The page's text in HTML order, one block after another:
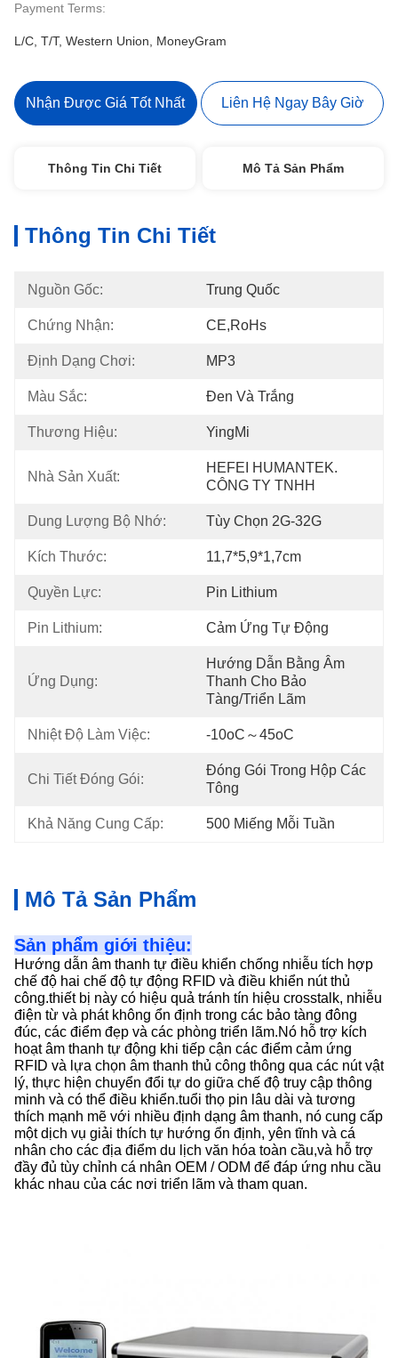
Payment Terms:
L/C, T/T, Western Union, MoneyGram
Nhận Được Giá Tốt Nhất Liên Hệ Ngay Bây Giờ
Thông Tin Chi Tiết Mô Tả Sản Phẩm
Thông Tin Chi Tiết
Nguồn Gốc: Trung Quốc
Chứng Nhận: CE,RoHs
Định Dạng Chơi: MP3
Màu Sắc: Đen Và Trắng
Thương Hiệu: YingMi
Nhà Sản Xuất:
HEFEI HUMANTEK.
CÔNG TY TNHH
Dung Lượng Bộ Nhớ: Tùy Chọn 2G-32G
Kích Thước: 11,7*5,9*1,7cm
Quyền Lực: Pin Lithium
Pin Lithium: Cảm Ứng Tự Động
Ứng Dụng:
Hướng Dẫn Bằng Âm
Thanh Cho Bảo
Tàng/triển Lãm
Nhiệt Độ Làm Việc: -10oC～45oC
Chi Tiết Đóng Gói:
Đóng Gói Trong Hộp Các
Tông
Khả Năng Cung Cấp: 500 Miếng Mỗi Tuần
Mô Tả Sản Phẩm
Sản phẩm giới thiệu:
Hướng dẫn âm thanh tự điều khiển chống nhiễu tích hợp
chế độ hai chế độ tự động RFID và điều khiển nút thủ
công.thiết bị này có hiệu quả tránh tín hiệu crosstalk, nhiễu
điện từ và phát không ổn định trong các bảo tàng đông
đúc, các điểm đẹp và các phòng triển lãm.Nó hỗ trợ kích
hoạt âm thanh tự động khi tiếp cận các điểm cảm ứng
RFID và lựa chọn âm thanh thủ công thông qua các nút vật
lý, thực hiện chuyển đổi tự do giữa chế độ truy cập thông
minh và có thể điều khiển.tuổi thọ pin lâu dài và tương
thích mạnh mẽ với nhiều định dạng âm thanh, nó cung cấp
một dịch vụ giải thích tự hướng ổn định, yên tĩnh và cá
nhân cho các địa điểm du lịch văn hóa toàn cầu,và hỗ trợ
đầy đủ tùy chỉnh cá nhân OEM / ODM để đáp ứng nhu cầu
khác nhau của các nơi triển lãm và tham quan.